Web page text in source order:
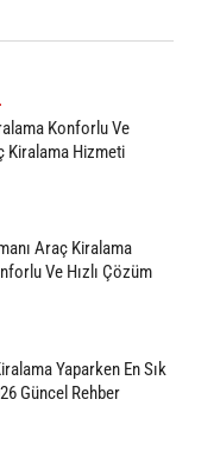
Konforlu Ve
Kiralama Hizmeti
Araç Kiralama
Ve Hızlı Çözüm
Yaparken En Sık
Güncel Rehber